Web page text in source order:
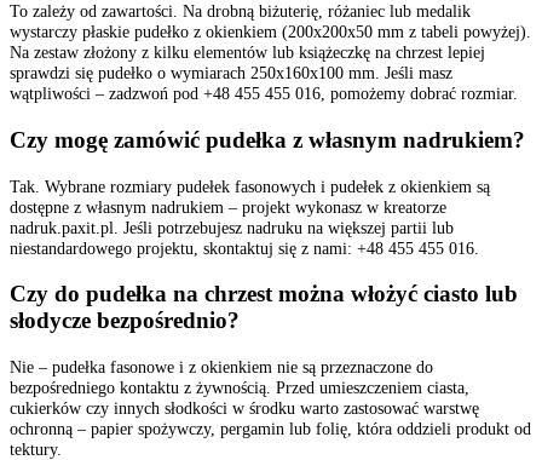
To zależy od zawartości. Na drobną biżuterię, różaniec lub medalik
wystarczy płaskie pudełko z okienkiem (200x200x50 mm z tabeli powyżej).
Na zestaw złożony z kilku elementów lub książeczkę na chrzest lepiej
sprawdzi się pudełko o wymiarach 250x160x100 mm. Jeśli masz
wątpliwości – zadzwoń pod +48 455 455 016, pomożemy dobrać rozmiar.
Czy mogę zamówić pudełka z własnym nadrukiem?
Tak. Wybrane rozmiary pudełek fasonowych i pudełek z okienkiem są
dostępne z własnym nadrukiem – projekt wykonasz w kreatorze
nadruk.paxit.pl. Jeśli potrzebujesz nadruku na większej partii lub
niestandardowego projektu, skontaktuj się z nami: +48 455 455 016.
Czy do pudełka na chrzest można włożyć ciasto lub
słodycze bezpośrednio?
Nie – pudełka fasonowe i z okienkiem nie są przeznaczone do
bezpośredniego kontaktu z żywnością. Przed umieszczeniem ciasta,
cukierków czy innych słodkości w środku warto zastosować warstwę
ochronną – papier spożywczy, pergamin lub folię, która oddzieli produkt od
tektury.